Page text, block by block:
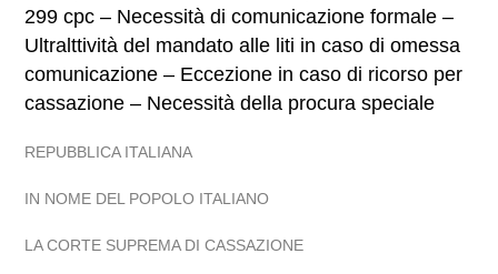
299 cpc – Necessità di comunicazione formale –
Ultralttività del mandato alle liti in caso di omessa
comunicazione – Eccezione in caso di ricorso per
cassazione – Necessità della procura speciale
REPUBBLICA ITALIANA
IN NOME DEL POPOLO ITALIANO
LA CORTE SUPREMA DI CASSAZIONE